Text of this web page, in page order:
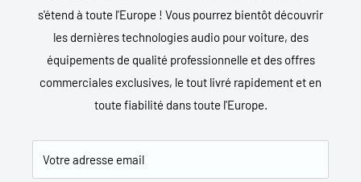
s'étend à toute l'Europe ! Vous pourrez bientôt découvrir
les dernières technologies audio pour voiture, des
équipements de qualité professionnelle et des offres
commerciales exclusives, le tout livré rapidement et en
toute fiabilité dans toute l'Europe.
Votre adresse email